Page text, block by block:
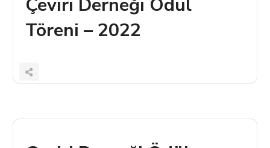
Çeviri Derneği Ödül
Töreni – 2022